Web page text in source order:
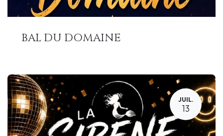
BAL DU DOMAINE
JUIL.
13